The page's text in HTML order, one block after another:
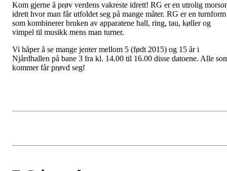
Kom gjerne å prøv verdens vakreste idrett! RG er en utrolig
idrett hvor man får utfoldet seg på mange måter. RG er en turnform
som kombinerer bruken av apparatene ball, ring, tau, køller og
vimpel til musikk mens man turner.
Vi håper å se mange jenter mellom 5 (født 2015) og 15 år i
Njårdhallen på bane 3 fra kl. 14.00 til 16.00 disse datoene. Alle
kommer får prøvd seg!